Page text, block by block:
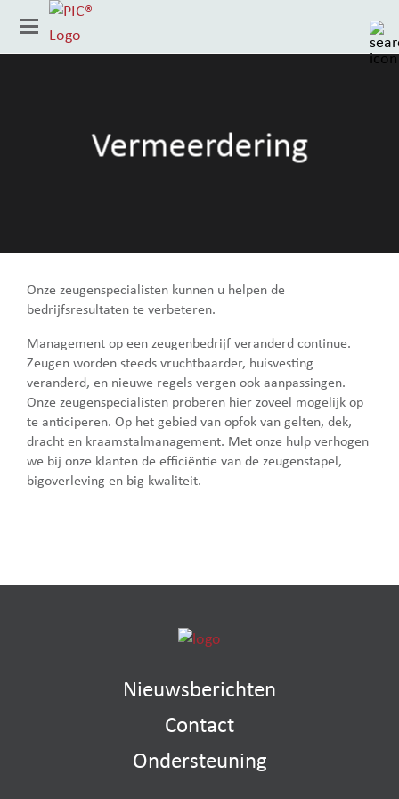
Land
Vermeerdering
Onze zeugenspecialisten kunnen u helpen de
bedrijfsresultaten te verbeteren.
Management op een zeugenbedrijf veranderd continue.
Zeugen worden steeds vruchtbaarder, huisvesting
veranderd, en nieuwe regels vergen ook aanpassingen.
Onze zeugenspecialisten proberen hier zoveel mogelijk op
te anticiperen. Op het gebied van opfok van gelten, dek,
dracht en kraamstalmanagement. Met onze hulp verhogen
we bij onze klanten de efficiëntie van de zeugenstapel,
bigoverleving en big kwaliteit.
Nieuwsberichten
Contact
Ondersteuning